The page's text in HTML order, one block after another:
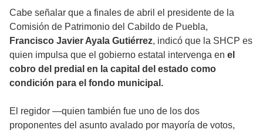
Cabe señalar que a finales de abril el presidente de la
Comisión de Patrimonio del Cabildo de Puebla,
Francisco Javier Ayala Gutiérrez, indicó que la SHCP es
quien impulsa que el gobierno estatal intervenga en el
cobro del predial en la capital del estado como
condición para el fondo municipal.
El regidor —quien también fue uno de los dos
proponentes del asunto avalado por mayoría de votos,